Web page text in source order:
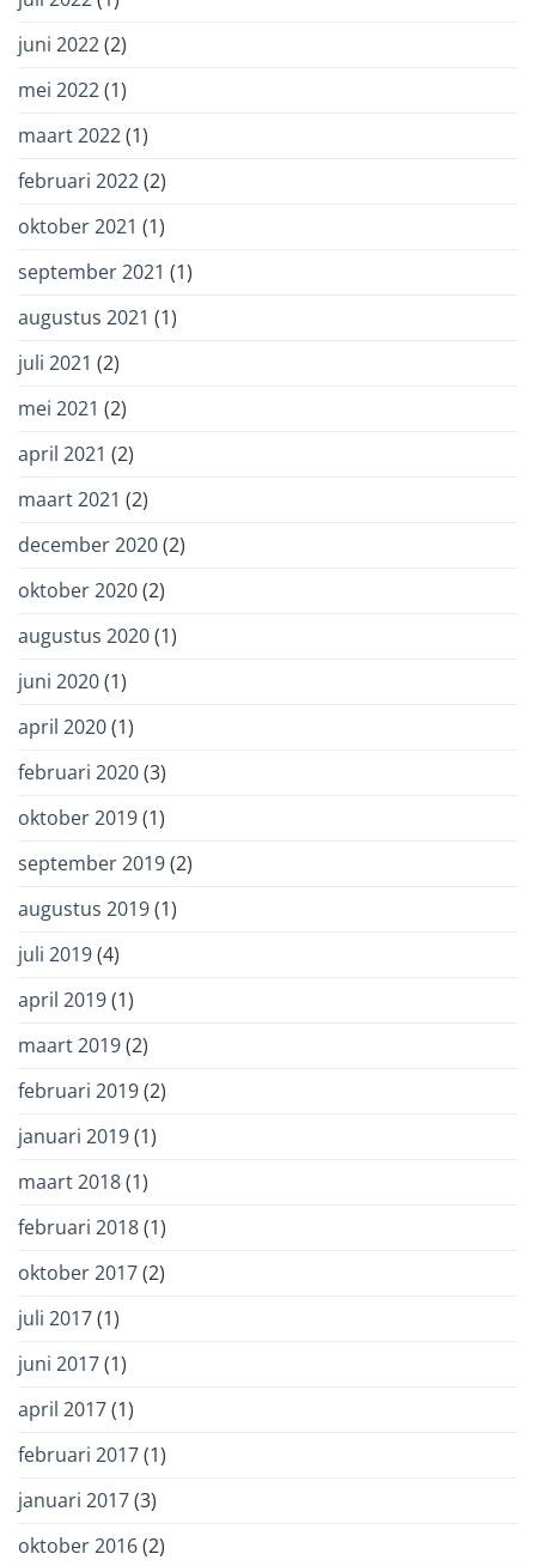
juni 2022(2)
mei 2022(1)
maart 2022(1)
februari 2022(2)
oktober 2021 (1)
september 2021 (1)
augustus 2021 (1)
juli 2021 (2)
mei 2021 (2)
april 2021 (2)
maart 2021 (2)
december 2020(2)
oktober 2020(2)
augustus 2020(1)
juni 2020(1)
april 2020(1)
februari 2020(3)
oktober 2019(1)
september 2019(2)
augustus 2019(1)
juli 2019(4)
april 2019(1)
maart 2019(2)
februari 2019(2)
januari 2019(1)
maart 2018(1)
februari 2018(1)
oktober 2017(2)
juli 2017(1)
juni 2017(1)
april 2017(1)
februari 2017(1)
januari 2017(3)
oktober 2016(2)